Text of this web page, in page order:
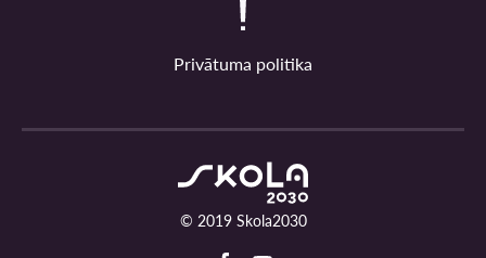
Privātuma politika
© 2019 Skola2030